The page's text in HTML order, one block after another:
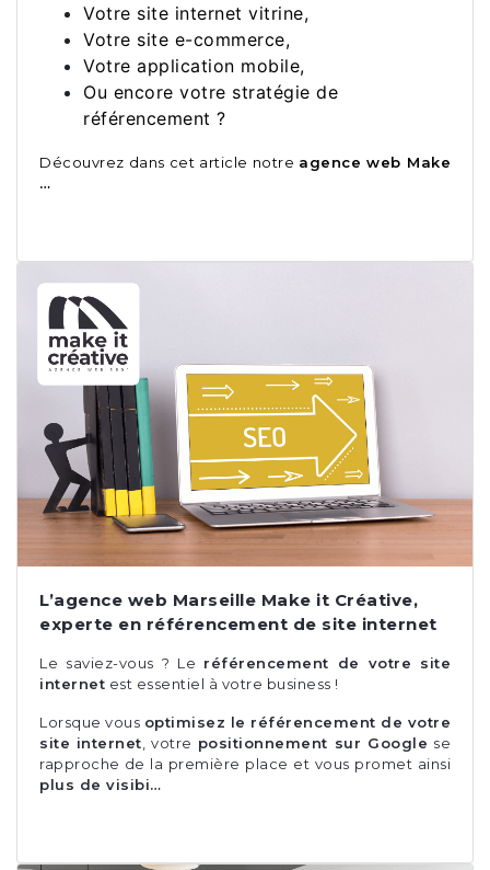
Votre site internet vitrine,
Votre site e-commerce,
Votre application mobile,
Ou encore votre stratégie de
référencement ?
Découvrez dans cet article notre agence web Make
…
L’agence web Marseille Make it Créative,
experte en référencement de site internet
Le saviez-vous ? Le référencement de votre site
internet est essentiel à votre business !
Lorsque vous optimisez le référencement de votre
site internet , votre positionnement sur Google se
rapproche de la première place et vous promet ainsi
plus de visibi…